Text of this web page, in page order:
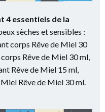
4 essentiels de la
sèches et sensibles :
corps Rêve de Miel 30
Rêve de Miel 30 ml,
Rêve de Miel 15 ml,
Rêve de Miel 30 ml.